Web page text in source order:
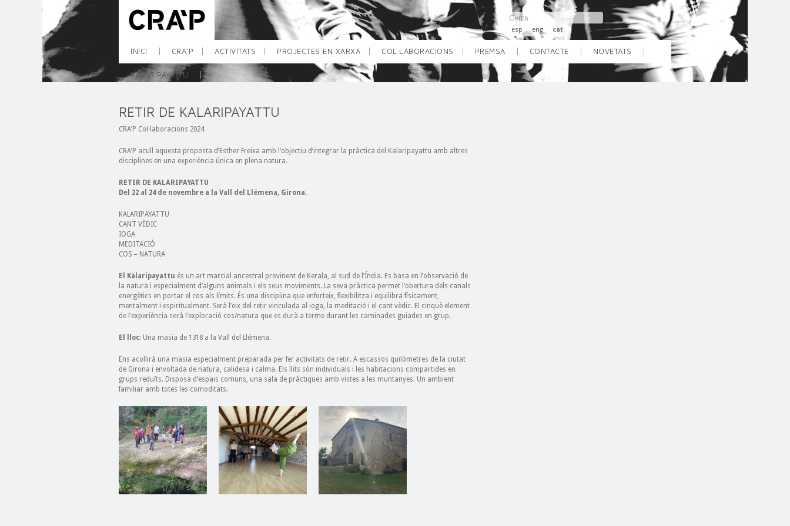
esp eng cat
INICI CRA’P ACTIVITATS PROJECTES EN XARXA COL·LABORACIONS PREMSA CONTACTE NOVETATS
KALARIPAYATTU
RETIR DE KALARIPAYATTU
CRA’P Col·laboracions 2024
CRA’P acull aquesta proposta d’Esther Freixa amb l’objectiu d’integrar la pràctica del Kalaripayattu amb altres
disciplines en una experiència única en plena natura.
RETIR DE KALARIPAYATTU
Del 22 al 24 de novembre a la Vall del Llémena, Girona.
KALARIPAYATTU
CANT VÈDIC
IOGA
MEDITACIÓ
COS – NATURA
El Kalaripayattu és un art marcial ancestral provinent de Kerala, al sud de l’Índia. Es basa en l’observació de
la natura i especialment d’alguns animals i els seus moviments. La seva pràctica permet l’obertura dels canals
energètics en portar el cos als límits. És una disciplina que enforteix, flexibilitza i equilibra físicament,
mentalment i espiritualment. Serà l’eix del retir vinculada al ioga, la meditació i el cant vèdic. El cinquè element
de l’experiència serà l’exploració cos/natura que es durà a terme durant les caminades guiades en grup.
El lloc: Una masia de 1318 a la Vall del Llémena.
Ens acollirà una masia especialment preparada per fer activitats de retir. A escassos quilòmetres de la ciutat
de Girona i envoltada de natura, calidesa i calma. Els llits són individuals i les habitacions compartides en
grups reduïts. Disposa d’espais comuns, una sala de pràctiques amb vistes a les muntanyes. Un ambient
familiar amb totes les comoditats.